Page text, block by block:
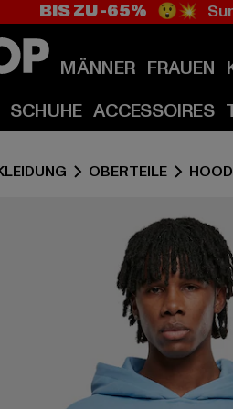
BIS ZU -65% 😲💥
MÄNNER FRAUEN
SCHUHE ACCESSOIRES
OBERTEILE